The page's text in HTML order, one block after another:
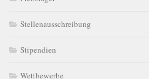
Stellenausschreibung
Stipendien
Wettbewerbe